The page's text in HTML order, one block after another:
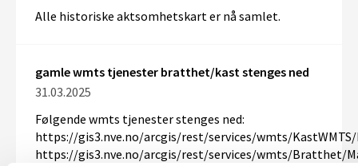
Alle historiske aktsomhetskart er nå samlet.
gamle wmts tjenester bratthet/kast stenges ned
31.03.2025
Følgende wmts tjenester stenges ned:
https://gis3.nve.no/arcgis/rest/services/wmts/KastWMTS/
https://gis3.nve.no/arcgis/rest/services/wmts/Bratthet/